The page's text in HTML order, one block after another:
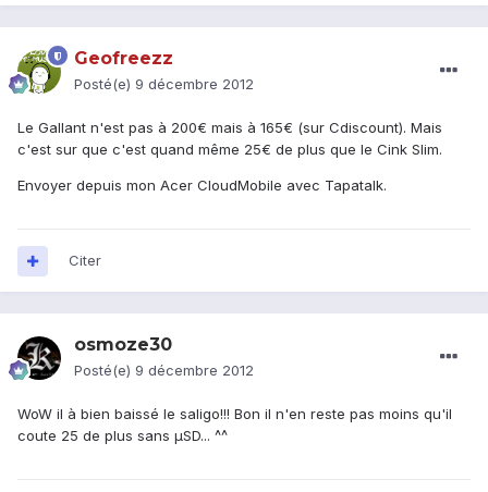
Geofreezz
Posté(e) 9 décembre 2012
Le Gallant n'est pas à 200€ mais à 165€ (sur Cdiscount). Mais
c'est sur que c'est quand même 25€ de plus que le Cink Slim.
Envoyer depuis mon Acer CloudMobile avec Tapatalk.
Citer
osmoze30
Posté(e) 9 décembre 2012
WoW il à bien baissé le saligo!!! Bon il n'en reste pas moins qu'il
coute 25 de plus sans µSD... ^^